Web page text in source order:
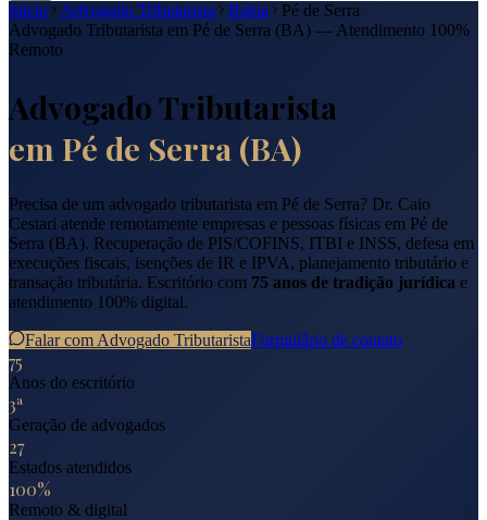
Início Advogado Tributarista Bahia
Pé de Serra
Advogado Tributarista em Pé de Serra (BA) — Atendimento 100%
Remoto
Advogado Tributarista
em Pé de Serra (BA)
Precisa de um advogado tributarista em Pé de Serra? Dr. Caio
Cestari atende remotamente empresas e pessoas físicas em Pé de
Serra (BA). Recuperação de PIS/COFINS, ITBI e INSS, defesa em
execuções fiscais, isenções de IR e IPVA, planejamento tributário e
transação tributária. Escritório com 75 anos de tradição jurídica e
atendimento 100% digital.
Falar com Advogado TributaristaFormulário de contato
75
Anos do escritório
3ª
Geração de advogados
27
Estados atendidos
100%
Remoto & digital